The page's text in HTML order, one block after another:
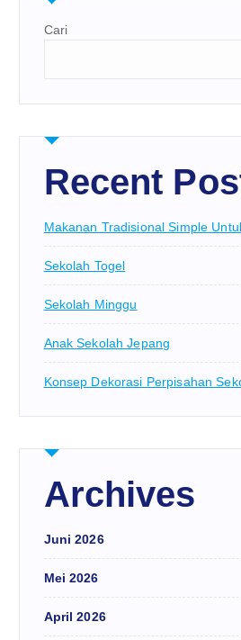
Cari
Recent
Makanan Tradisional Simple
Sekolah Togel
Sekolah Minggu
Anak Sekolah Jepang
Konsep Dekorasi Perpisahan
Archives
Juni 2026
Mei 2026
April 2026